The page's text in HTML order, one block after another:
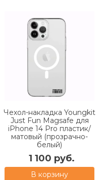
Чехол-накладка Youngkit
Just Fun Magsafe для
iPhone 14 Pro пластик/
матовый (прозрачно-
белый)
1 100 руб.
В корзину